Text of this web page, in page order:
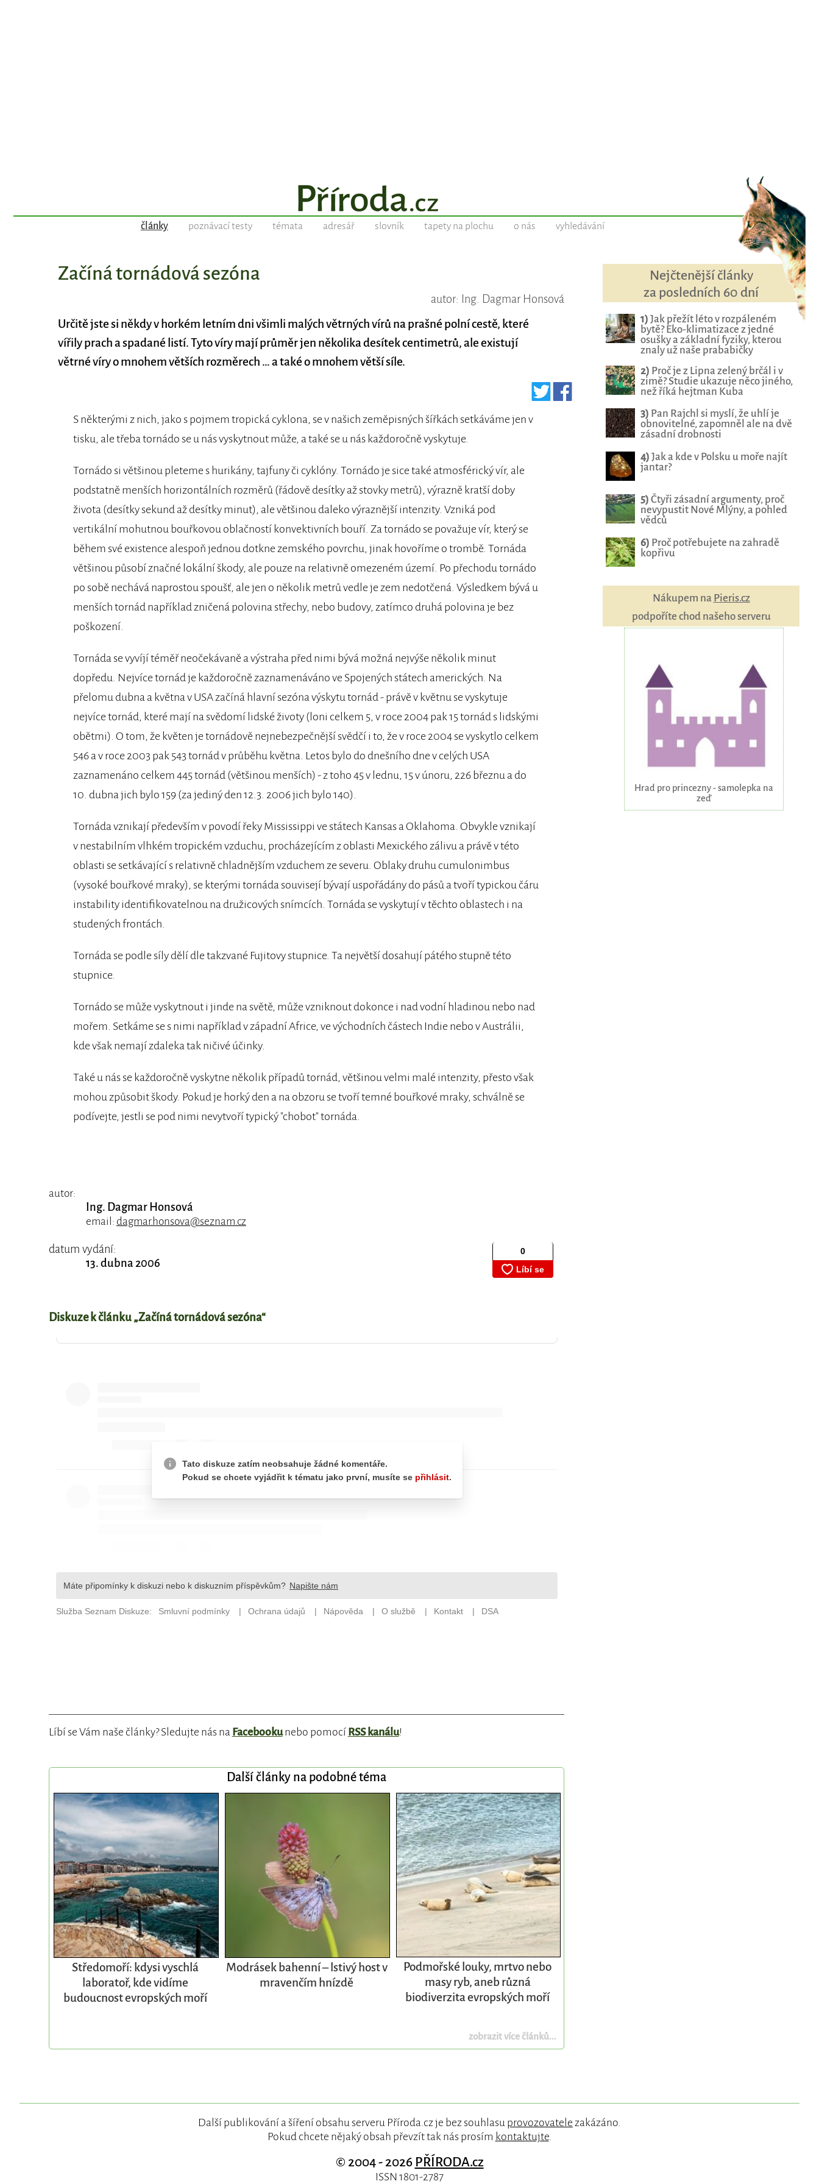
články poznávací testy témata adresář slovník tapety na plochu o nás vyhledávání
Začíná tornádová sezóna
autor: Ing. Dagmar Honsová
Určitě jste si někdy v horkém letním dni všimli malých větrných vírů na prašné polní cestě, které
vířily prach a spadané listí. Tyto víry mají průměr jen několika desítek centimetrů, ale existují
větrné víry o mnohem větších rozměrech … a také o mnohem větší síle.
S některými z nich, jako s pojmem tropická cyklona, se v našich zeměpisných šířkách setkáváme jen v
tisku, ale třeba tornádo se u nás vyskytnout může, a také se u nás každoročně vyskytuje.
Tornádo si většinou pleteme s hurikány, tajfuny či cyklóny. Tornádo je sice také atmosférický vír, ale
podstatně menších horizontálních rozměrů (řádově desítky až stovky metrů), výrazně kratší doby
života (desítky sekund až desítky minut), ale většinou daleko výraznější intenzity. Vzniká pod
vertikální mohutnou bouřkovou oblačností konvektivních bouří. Za tornádo se považuje vír, který se
během své existence alespoň jednou dotkne zemského povrchu, jinak hovoříme o trombě. Tornáda
většinou působí značné lokální škody, ale pouze na relativně omezeném území. Po přechodu tornádo
po sobě nechává naprostou spoušť, ale jen o několik metrů vedle je zem nedotčená. Výsledkem bývá u
menších tornád například zničená polovina střechy, nebo budovy, zatímco druhá polovina je bez
poškození.
Tornáda se vyvíjí téměř neočekávaně a výstraha před nimi bývá možná nejvýše několik minut
dopředu. Nejvíce tornád je každoročně zaznamenáváno ve Spojených státech amerických. Na
přelomu dubna a května v USA začíná hlavní sezóna výskytu tornád - právě v květnu se vyskytuje
nejvíce tornád, které mají na svědomí lidské životy (loni celkem 5, v roce 2004 pak 15 tornád s lidskými
obětmi). O tom, že květen je tornádově nejnebezpečnější svědčí i to, že v roce 2004 se vyskytlo celkem
546 a v roce 2003 pak 543 tornád v průběhu května. Letos bylo do dnešního dne v celých USA
zaznamenáno celkem 445 tornád (většinou menších) - z toho 45 v lednu, 15 v únoru, 226 březnu a do
10. dubna jich bylo 159 (za jediný den 12.3. 2006 jich bylo 140).
Tornáda vznikají především v povodí řeky Mississippi ve státech Kansas a Oklahoma. Obvykle vznikají
v nestabilním vlhkém tropickém vzduchu, procházejícím z oblasti Mexického zálivu a právě v této
oblasti se setkávající s relativně chladnějším vzduchem ze severu. Oblaky druhu cumulonimbus
(vysoké bouřkové mraky), se kterými tornáda souvisejí bývají uspořádány do pásů a tvoří typickou čáru
instability identifikovatelnou na družicových snímcích. Tornáda se vyskytují v těchto oblastech i na
studených frontách.
Tornáda se podle síly dělí dle takzvané Fujitovy stupnice. Ta největší dosahují pátého stupně této
stupnice.
Tornádo se může vyskytnout i jinde na světě, může vzniknout dokonce i nad vodní hladinou nebo nad
mořem. Setkáme se s nimi například v západní Africe, ve východních částech Indie nebo v Austrálii,
kde však nemají zdaleka tak ničivé účinky.
Také u nás se každoročně vyskytne několik případů tornád, většinou velmi malé intenzity, přesto však
mohou způsobit škody. Pokud je horký den a na obzoru se tvoří temné bouřkové mraky, schválně se
podívejte, jestli se pod nimi nevytvoří typický "chobot" tornáda.
autor:
Ing. Dagmar Honsová
email: dagmar.honsova@seznam.cz
datum vydání:
13. dubna 2006
Diskuze k článku „Začíná tornádová sezóna“
Líbí se Vám naše články? Sledujte nás na Facebookunebo pomocí RSS kanálu!
Další články na podobné téma
Středomoří: kdysi vyschlá
laboratoř, kde vidíme
budoucnost evropských moří
Modrásek bahenní – lstivý host v
mravenčím hnízdě
Podmořské louky, mrtvo nebo
masy ryb, aneb různá
biodiverzita evropských moří
zobrazit více článků...
Nejčtenější články
za posledních 60 dní
1) Jak přežít léto v rozpáleném
bytě? Eko-klimatizace z jedné
osušky a základní fyziky, kterou
znaly už naše prababičky
2) Proč je z Lipna zelený brčál i v
zimě? Studie ukazuje něco jiného,
než říká hejtman Kuba
3) Pan Rajchl si myslí, že uhlí je
obnovitelné, zapomněl ale na dvě
zásadní drobnosti
4) Jak a kde v Polsku u moře najít
jantar?
5) Čtyři zásadní argumenty, proč
nevypustit Nové Mlýny, a pohled
vědců
6) Proč potřebujete na zahradě
kopřivu
Nákupem na Pieris.cz
podpoříte chod našeho serveru
Hrad pro princezny - samolepka na
zeď
Další publikování a šíření obsahu serveru Příroda.cz je bez souhlasu provozovatele zakázáno.
Pokud chcete nějaký obsah převzít tak nás prosím kontaktujte.
© 2004 - 2026 PŘÍRODA.cz
ISSN 1801-2787